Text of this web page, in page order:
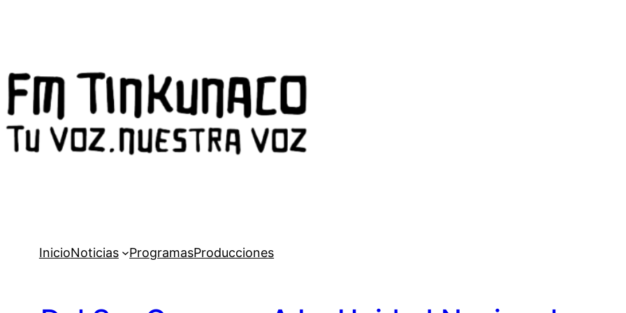
InicioNoticias ProgramasProducciones